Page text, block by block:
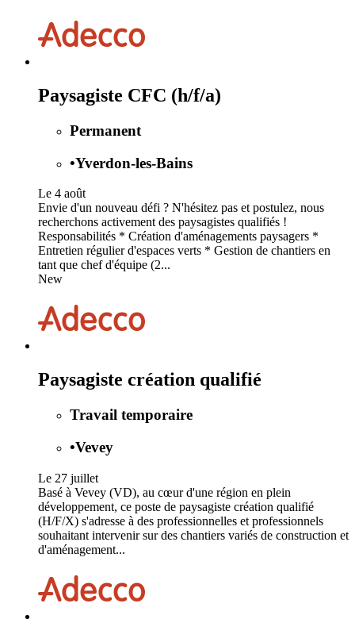
Paysagiste CFC (h/f/a)
Permanent
•Yverdon-les-Bains
Le 4 août
Envie d'un nouveau défi ? N'hésitez pas et postulez, nous
recherchons activement des paysagistes qualifiés !
Responsabilités * Création d'aménagements paysagers *
Entretien régulier d'espaces verts * Gestion de chantiers en
tant que chef d'équipe (2...
New
Paysagiste création qualifié
Travail temporaire
•Vevey
Le 27 juillet
Basé à Vevey (VD), au cœur d'une région en plein
développement, ce poste de paysagiste création qualifié
(H/F/X) s'adresse à des professionnelles et professionnels
souhaitant intervenir sur des chantiers variés de construction et
d'aménagement...